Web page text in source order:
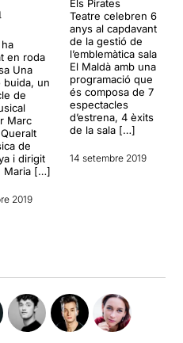
en roda
Una
buida, un
de
Marc
de
i dirigit
Maria […]
2019
Els Pirates
Teatre celebren 6
anys al capdavant
de la gestió de
l’emblemàtica sala
El Maldà amb una
programació que
és composa de 7
espectacles
d’estrena, 4 èxits
de la sala […]
14 setembre 2019